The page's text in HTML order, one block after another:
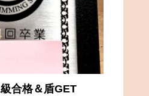
合格＆盾GET